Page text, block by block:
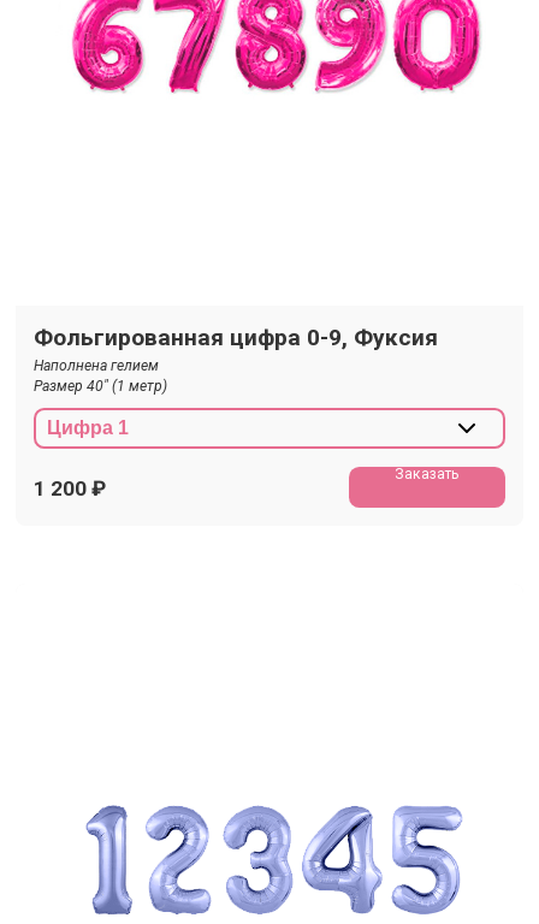
Фольгированная цифра 0-9, Фуксия
Наполнена гелием
Размер 40" (1 метр)
1 200 ₽
Заказать